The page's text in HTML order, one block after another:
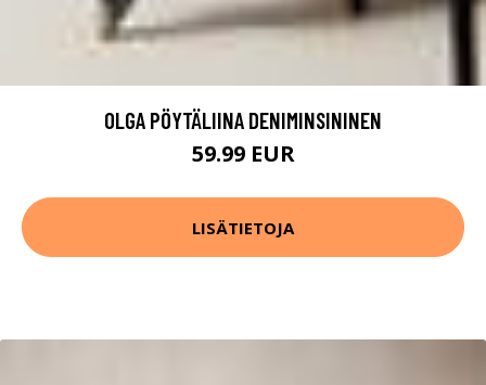
OLGA PÖYTÄLIINA DENIMINSININEN
59.99 EUR
LISÄTIETOJA